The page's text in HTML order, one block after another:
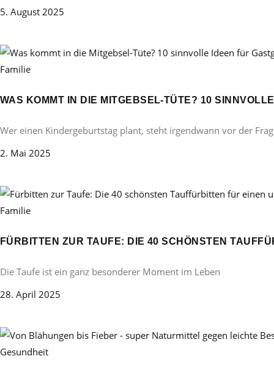
5. August 2025
Familie
WAS KOMMT IN DIE MITGEBSEL-TÜTE? 10
Wer einen Kindergeburtstag plant, steht irgendwann vor der
2. Mai 2025
Familie
FÜRBITTEN ZUR TAUFE: DIE 40 SCHÖNSTEN
Die Taufe ist ein ganz besonderer Moment im Leben
28. April 2025
Gesundheit